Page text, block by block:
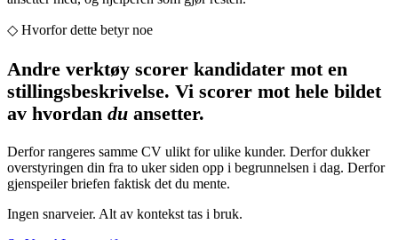
◇ Hvorfor dette betyr noe
Andre verktøy scorer kandidater mot en
stillingsbeskrivelse. Vi scorer mot hele bildet
av hvordan du ansetter.
Derfor rangeres samme CV ulikt for ulike kunder. Derfor dukker
overstyringen din fra to uker siden opp i begrunnelsen i dag. Derfor
gjenspeiler briefen faktisk det du mente.
Ingen snarveier. Alt av kontekst tas i bruk.